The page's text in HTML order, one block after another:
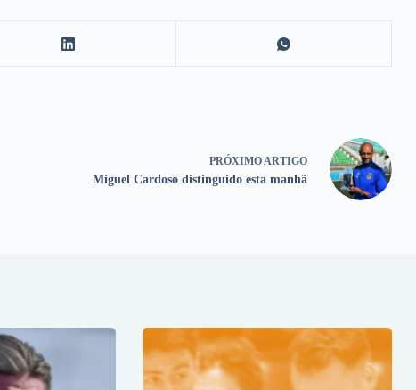
PRÓXIMO ARTIGO
Miguel Cardoso distinguido esta manhã